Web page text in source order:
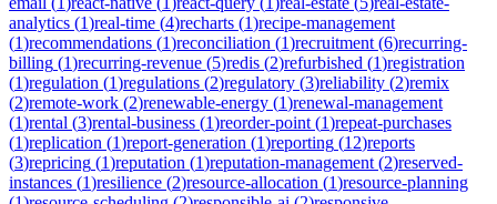
analytics (1)real-time (4)recharts (1)recipe-management
(1)recommendations (1)reconciliation (1)recruitment (6)recurring-
billing (1)recurring-revenue (5)redis (2)refurbished (1)registration
(1)regulation (1)regulations (2)regulatory (3)reliability (2)remix
(2)remote-work (2)renewable-energy (1)renewal-management
(1)rental (3)rental-business (1)reorder-point (1)repeat-purchases
(1)replication (1)report-generation (1)reporting (12)reports
(3)repricing (1)reputation (1)reputation-management (2)reserved-
instances (1)resilience (2)resource-allocation (1)resource-planning